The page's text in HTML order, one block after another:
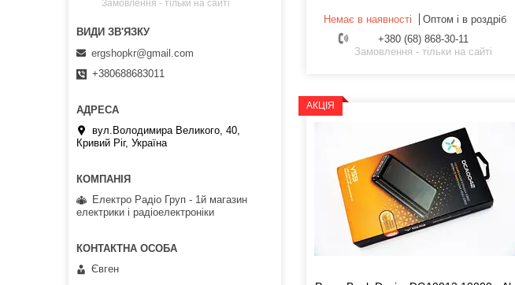
Немає в наявності
Оптом і в роздріб
+380 (68) 868-30-11
Замовлення - тільки на сайті
АКЦІЯ
Замовлення - тільки на сайті
ergshopkr@gmail.com
+380688683011
вул.Володимира Великого, 40,
Кривий Ріг, Україна
Електро Радіо Груп - 1й магазин
електрики і радіоелектроніки
Євген